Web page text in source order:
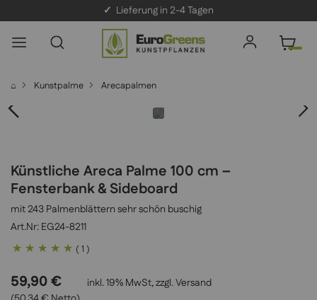
✓ Lieferung in 2-4 Tagen
⌂ Kunstpalme Arecapalmen
Künstliche Areca Palme 100 cm –
Fensterbank & Sideboard
mit 243 Palmenblättern sehr schön buschig
EG24-8211
Bewertung:
( 1 )
59,90 € inkl. 19% MwSt, zzgl.Versand